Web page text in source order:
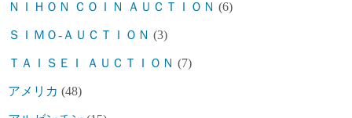
ＮＩＨＯＮ ＣＯＩＮ ＡＵＣＴＩＯＮ (6)
ＳＩＭＯ-ＡＵＣＴＩＯＮ (3)
ＴＡＩＳＥＩ ＡＵＣＴＩＯＮ (7)
アメリカ (48)